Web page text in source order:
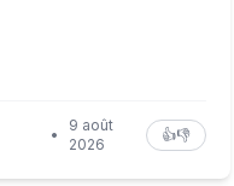
•
9 août
2026
👍👎